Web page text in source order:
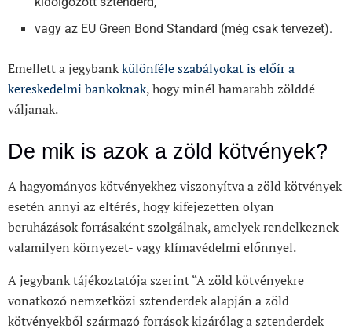
vagy az EU Green Bond Standard (még csak tervezet).
Emellett a jegybankkülönféle szabályokat is előír a
kereskedelmi bankoknak, hogy minél hamarabb zölddé
váljanak.
De mik is azok a zöld kötvények?
A hagyományos kötvényekhez viszonyítva a zöld kötvények
esetén annyi az eltérés, hogy kifejezetten olyan
beruházások forrásaként szolgálnak, amelyek rendelkeznek
valamilyen környezet- vagy klímavédelmi előnnyel.
A jegybank tájékoztatója szerint “A zöld kötvényekre
vonatkozó nemzetközi sztenderdek alapján a zöld
kötvényekből származó források kizárólag a sztenderdek